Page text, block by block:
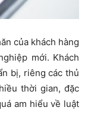
của khách hàng
mới. Khách
bị, riêng các thủ
thời gian, đặc
am hiểu về luật